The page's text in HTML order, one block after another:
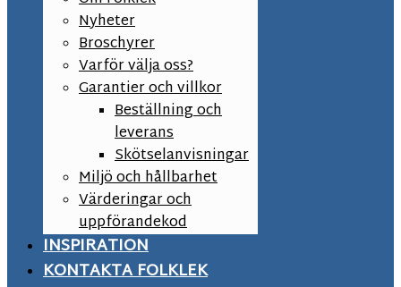
Nyheter
Broschyrer
Varför välja oss?
Garantier och villkor
Beställning och
leverans
Skötselanvisningar
Miljö och hållbarhet
Värderingar och
uppförandekod
INSPIRATION
KONTAKTA FOLKLEK